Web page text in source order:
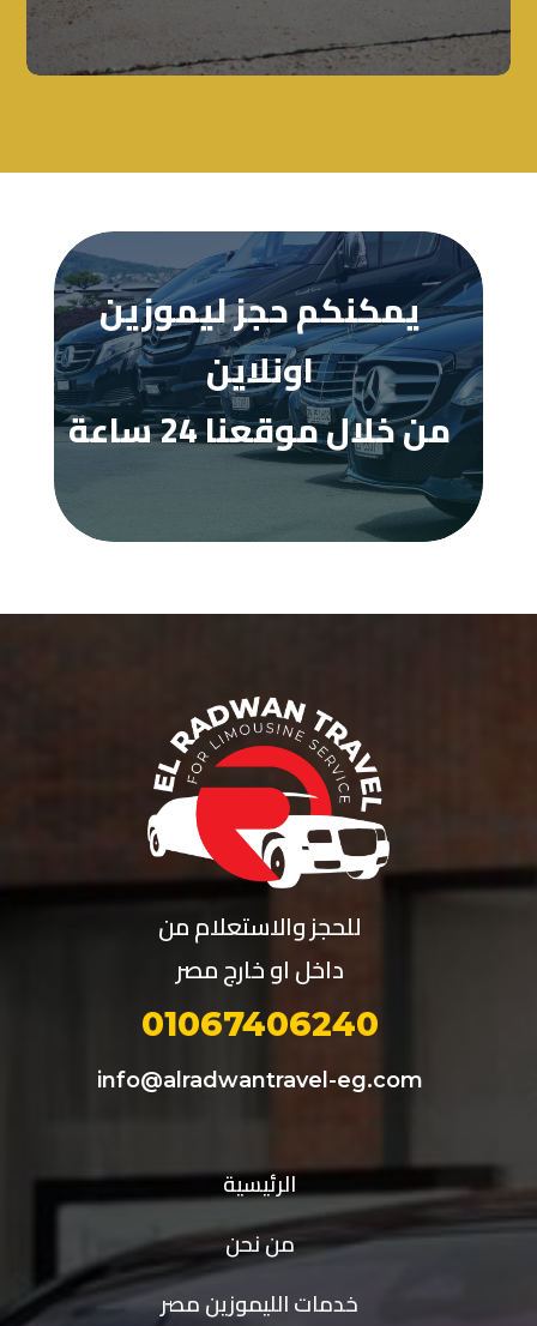
يمكنكم حجز ليموزين
اونلاين
من خلال موقعنا 24 ساعة
للحجز والاستعلام من
داخل او خارج مصر
01067406240
info@alradwantravel-eg.com
الرئيسية
من نحن
خدمات الليموزين مصر